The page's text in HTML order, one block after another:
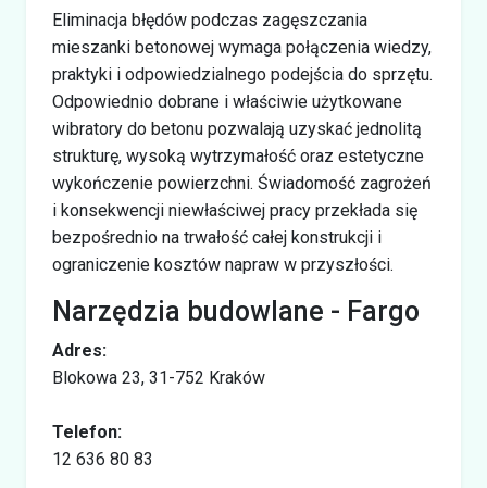
Eliminacja błędów podczas zagęszczania
mieszanki betonowej wymaga połączenia wiedzy,
praktyki i odpowiedzialnego podejścia do sprzętu.
Odpowiednio dobrane i właściwie użytkowane
wibratory do betonu pozwalają uzyskać jednolitą
strukturę, wysoką wytrzymałość oraz estetyczne
wykończenie powierzchni. Świadomość zagrożeń
i konsekwencji niewłaściwej pracy przekłada się
bezpośrednio na trwałość całej konstrukcji i
ograniczenie kosztów napraw w przyszłości.
Narzędzia budowlane - Fargo
Adres:
Blokowa 23, 31-752 Kraków
Telefon:
12 636 80 83